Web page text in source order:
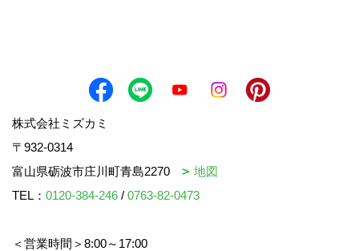
株式会社ミズカミ
〒932-0314
富山県砺波市庄川町青島2270
地図
TEL： 0120-384-246 / 0763-82-0473
＜営業時間＞8:00～17:00